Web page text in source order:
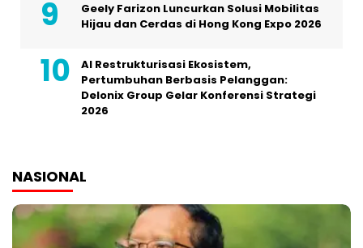
Geely Farizon Luncurkan Solusi Mobilitas
Hijau dan Cerdas di Hong Kong Expo 2026
AI Restrukturisasi Ekosistem,
Pertumbuhan Berbasis Pelanggan:
Delonix Group Gelar Konferensi Strategi
2026
NASIONAL